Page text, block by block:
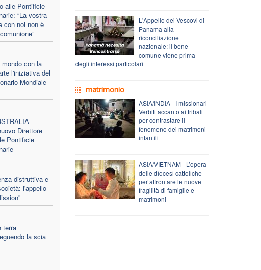
alle Pontificie
“La vostra
con noi non è
con la
l'iniziativa del
Mondiale
—
Direttore
Pontificie
distruttiva e
l'appello
terra
la scia
L'Appello dei Vescovi di
Panama alla
riconciliazione
nazionale: il bene
comune viene prima
degli interessi particolari
matrimonio
ASIA/INDIA - I missionari
Verbiti accanto ai tribali
per contrastare il
fenomeno dei matrimoni
infantili
ASIA/VIETNAM - L’opera
delle diocesi cattoliche
per affrontare le nuove
fragilità di famiglie e
matrimoni